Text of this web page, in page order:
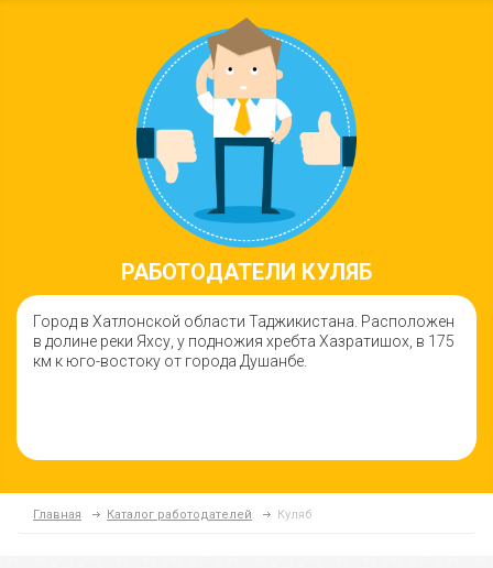
РАБОТОДАТЕЛИ КУЛЯБ
Город в Хатлонской области Таджикистана. Расположен
в долине реки Яхсу, у подножия хребта Хазратишох, в 175
км к юго-востоку от города Душанбе.
Главная Каталог работодателей Куляб